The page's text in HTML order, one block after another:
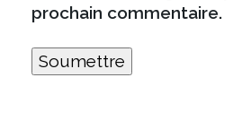
prochain commentaire.